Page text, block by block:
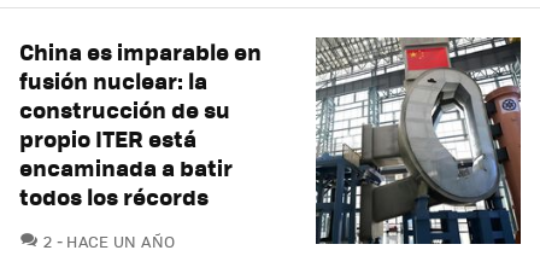
China es imparable en
fusión nuclear: la
construcción de su
propio ITER está
encaminada a batir
todos los récords
2 COMENTARIOS
HACE UN AÑO